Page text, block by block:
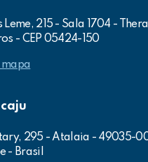
Leme, 215 - Sala 1704 -
- CEP 05424-150
mapa
295 - Atalaia - 49035-
- Brasil